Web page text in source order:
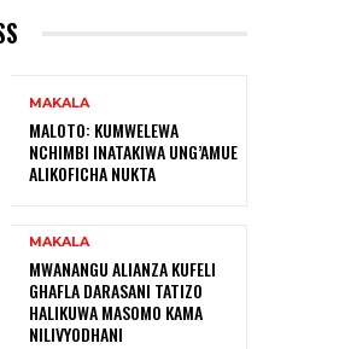
MAKALA
MALOTO: KUMWELEWA
NCHIMBI INATAKIWA UNG’AMUE
ALIKOFICHA NUKTA
MAKALA
MWANANGU ALIANZA KUFELI
GHAFLA DARASANI TATIZO
HALIKUWA MASOMO KAMA
NILIVYODHANI